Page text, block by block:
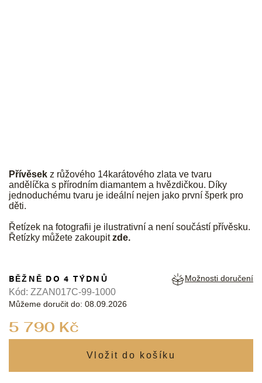
Přívěsek z růžového 14karátového zlata ve tvaru
andělíčka s přírodním diamantem a hvězdičkou. Díky
jednoduchému tvaru je ideální nejen jako první šperk pro
děti.
Řetízek na fotografii je ilustrativní a není součástí přívěsku.
Řetízky můžete zakoupitzde.
5 790 Kč
BĚŽNĚ DO 4 TÝDNŮ
Můžeme doručit do: 08.09.2026
Možnosti doručení
Kód: ZZAN017C-99-1000